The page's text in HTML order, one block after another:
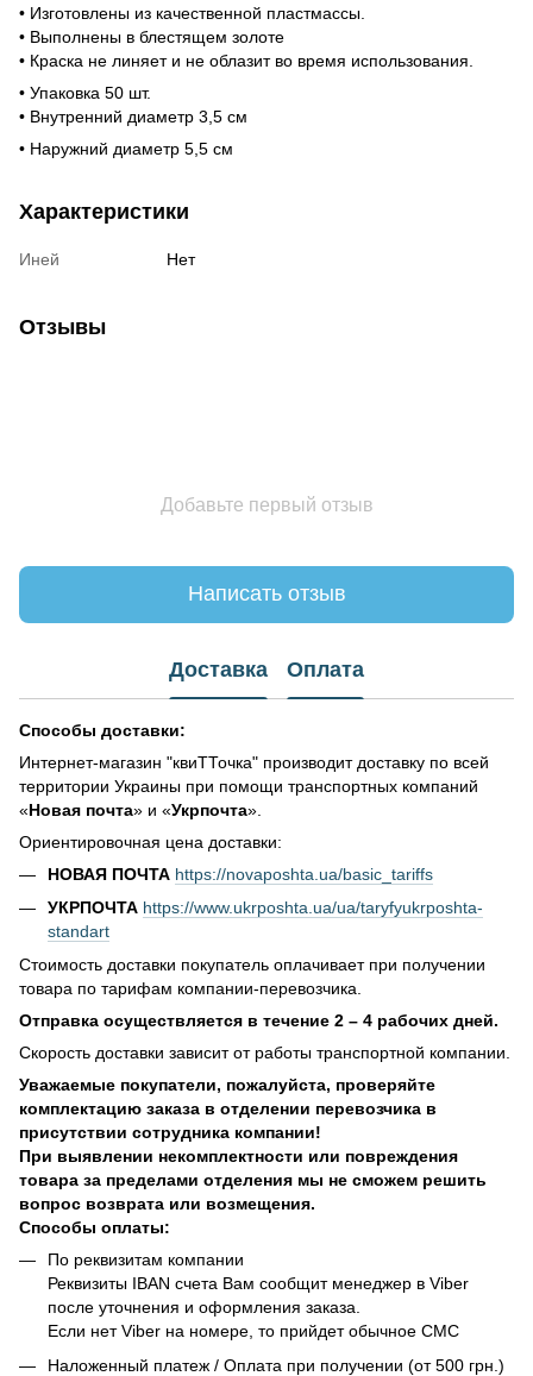
• Изготовлены из качественной пластмассы.
• Выполнены в блестящем золоте
• Краска не линяет и не облазит во время использования.
• Упаковка 50 шт.
• Внутренний диаметр 3,5 см
• Наружний диаметр 5,5 см
Характеристики
Иней Нет
Отзывы
Добавьте первый отзыв
Написать отзыв
Доставка Оплата
Способы доставки:
Интернет-магазин "квиТТочка" производит доставку по всей
территории Украины при помощи транспортных компаний
«Новая почта» и «Укрпочта».
Ориентировочная цена доставки:
НОВАЯ ПОЧТА https://novaposhta.ua/basic_tariffs
УКРПОЧТА https://www.ukrposhta.ua/ua/taryfyukrposhta-
standart
Стоимость доставки покупатель оплачивает при получении
товара по тарифам компании-перевозчика.
Отправка осуществляется в течение 2 – 4 рабочих дней.
Скорость доставки зависит от работы транспортной компании.
Уважаемые покупатели, пожалуйста, проверяйте
комплектацию заказа в отделении перевозчика в
присутствии сотрудника компании!
При выявлении некомплектности или повреждения
товара за пределами отделения мы не сможем решить
вопрос возврата или возмещения.
Способы оплаты:
По реквизитам компании
Реквизиты IBAN счета Вам сообщит менеджер в Viber
после уточнения и оформления заказа.
Если нет Viber на номере, то прийдет обычное СМС
Наложенный платеж / Оплата при получении (от 500 грн.)